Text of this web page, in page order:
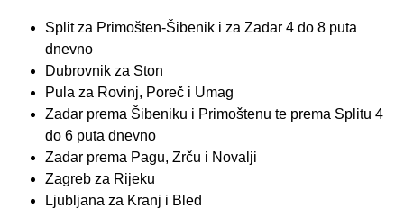
Split za Primošten-Šibenik i za Zadar 4 do 8 puta
dnevno
Dubrovnik za Ston
Pula za Rovinj, Poreč i Umag
Zadar prema Šibeniku i Primoštenu te prema Splitu 4
do 6 puta dnevno
Zadar prema Pagu, Zrču i Novalji
Zagreb za Rijeku
Ljubljana za Kranj i Bled